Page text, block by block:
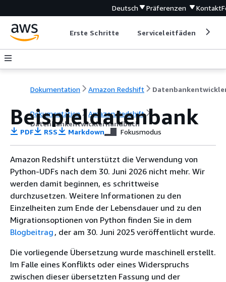
Deutsch Präferenzen Kontakt
Erste Schritte Serviceleitfäden
Dokumentation Amazon Redshift
Dokumentation
Amazon Redshift
Datenbankentwicklerhandbuch
Beispieldatenbank
PDF RSS Markdown Fokusmodus
Amazon Redshift unterstützt die Verwendung von
Python-UDFs nach dem 30. Juni 2026 nicht mehr. Wir
werden damit beginnen, es schrittweise
durchzusetzen. Weitere Informationen zu den
Einzelheiten zum Ende der Lebensdauer und zu den
Migrationsoptionen von Python finden Sie in dem
Blogbeitrag , der am 30. Juni 2025 veröffentlicht wurde.
Die vorliegende Übersetzung wurde maschinell erstellt.
Im Falle eines Konflikts oder eines Widerspruchs
zwischen dieser übersetzten Fassung und der